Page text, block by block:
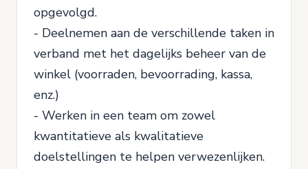
opgevolgd.
- Deelnemen aan de verschillende taken in
verband met het dagelijks beheer van de
winkel (voorraden, bevoorrading, kassa,
enz.)
- Werken in een team om zowel
kwantitatieve als kwalitatieve
doelstellingen te helpen verwezenlijken.